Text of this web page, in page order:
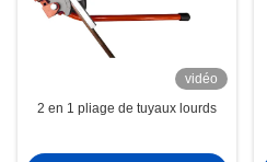
vidéo
2 en 1 pliage de tuyaux lourds